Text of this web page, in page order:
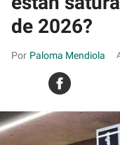
de 2026?
Paloma Mendiola